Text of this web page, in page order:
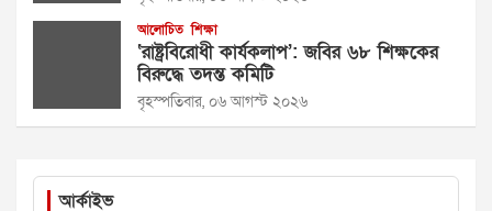
আলোচিত শিক্ষা
‘রাষ্ট্রবিরোধী কার্যকলাপ’: জবির ৬৮ শিক্ষকের
বিরুদ্ধে তদন্ত কমিটি
বৃহস্পতিবার, ০৬ আগস্ট ২০২৬
আর্কাইভ